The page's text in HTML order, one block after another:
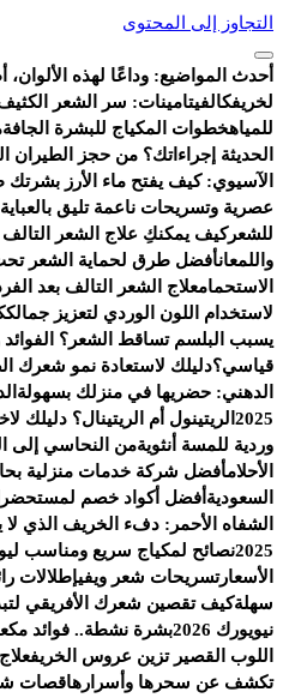
التجاوز إلى المحتوى
أحدث المواضيع: وداعًا لهذه الألوان،
لخريفكالفيتامينات: سر الشعر الكثيف
للمياهخطوات المكياج للبشرة الجافة
الحديثة إجراءاتك؟ من حجز
الآسيوي: كيف يفتح ماء الأرز بشرتك
عصرية وتسريحات ناعمة تليق بالعباية
للشعركيف يمكنكِ علاج الشعر
واللمعانأفضل طرق لحماية الشعر
الاستحمامعلاج الشعر التالف بعد
لاستخدام اللون الوردي لتعزيز جمالك
يسبب البلسم تساقط الشعر؟ الفوائد
قياسي؟دليلك لاستعادة نمو شعرك
الدهني: حضريها في منزلك بسهولة
2025 الريتينول أم الريتينال؟ دليلك
وردية للمسة أنثويةمن النحاسي إلى
الأحلامأفضل شركة خدمات منزلية
السعودية أفضل أكواد خصم
الشفاه الأحمر: دفء الخريف الذي لا
2025نصائح لمكياج سريع ومناسب
الأسعارتسريحات شعر ويفيإطلالات
سهلةكيف تقصين شعرك الأفريقي
نيويورك 2026
بشرة نشطة.. فوائد
اللوب القصير تزين عروس الخريف
تكشف عن سحرها وأسرارهاقصات